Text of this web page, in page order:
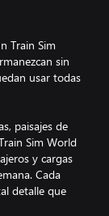
Train Sim
sin
usar todas
paisajes de
Sim World
y cargas
Cada
detalle que